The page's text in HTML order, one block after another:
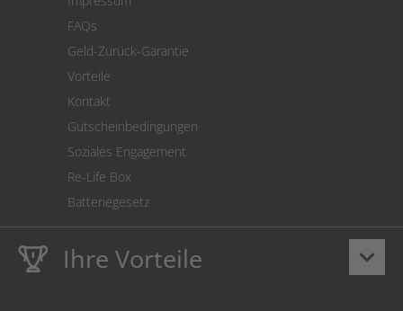
Cookie Einstellungen
FAQs
Geld-Zurück-Garantie
Vorteile
Kontakt
Gutscheinbedingungen
Soziales Engagement
Re-Life Box
Batteriegesetz
keyboard_arrow_down
Ihre Vorteile